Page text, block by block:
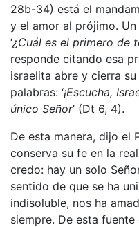
28b-34) está el
y el amor al prójimo.
‘¿Cuál es el primero de
responde citando esa
israelita abre y cierra
palabras: ‘¡Escucha,
único Señor’ (Dt 6, 4).
De esta manera, dijo el
conserva su fe en la
credo: hay un solo
sentido de que se ha
indisoluble, nos ha
siempre. De esta